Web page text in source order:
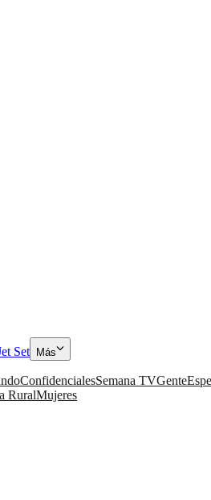
Set Más
ConfidencialesSemana TVGente
RuralMujeres